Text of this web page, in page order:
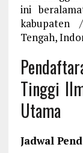
ini
kabupaten
Tengah,
Tinggi
Utama
Jadwal